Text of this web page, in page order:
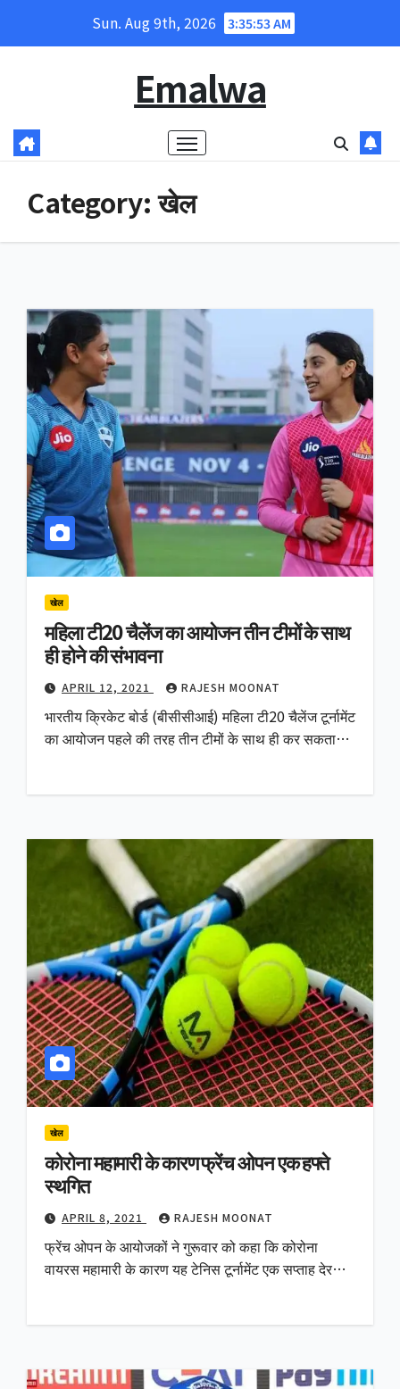
Sun. Aug 9th, 2026 3:35:54 AM
Emalwa
Category:खेल
खेल
महिला टी20 चैलेंज का आयोजन तीन टीमों के साथ
ही होने की संभावना
APRIL 12, 2021 RAJESH MOONAT
भारतीय क्रिकेट बोर्ड (बीसीसीआई) महिला टी20 चैलेंज टूर्नामेंट
का आयोजन पहले की तरह तीन टीमों के साथ ही कर सकता…
खेल
कोरोना महामारी के कारण फ्रेंच ओपन एक हफ्ते
स्थगित
APRIL 8, 2021 RAJESH MOONAT
फ्रेंच ओपन के आयोजकों ने गुरूवार को कहा कि कोरोना
वायरस महामारी के कारण यह टेनिस टूर्नामेंट एक सप्ताह देर…